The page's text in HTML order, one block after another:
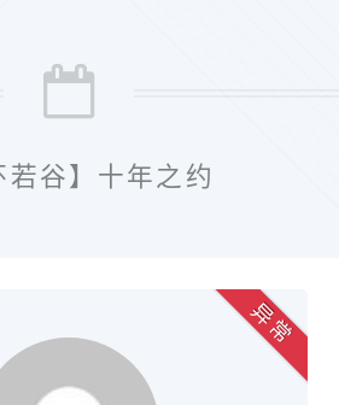
若谷】十年之约
异 常